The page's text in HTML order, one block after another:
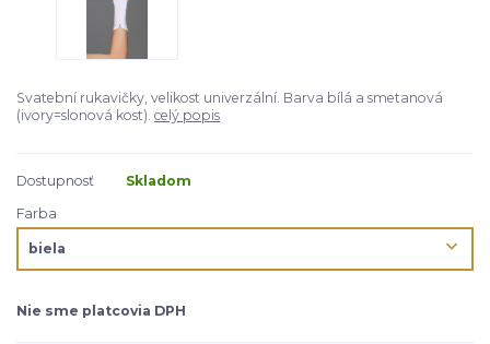
Svatební rukavičky, velikost univerzální. Barva bílá a smetanová
(ivory=slonová kost). celý popis
Dostupnosť
Skladom
Farba
Nie sme platcovia DPH